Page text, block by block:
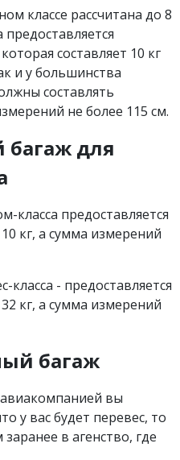
классе рассчитана до 8
составляет 10 кг
и у большинства
составлять
не более 115 см.
багаж для
предоставляется
кг, а сумма измерений
- предоставляется
кг, а сумма измерений
багаж
вы
у вас будет перевес, то
в агенство, где